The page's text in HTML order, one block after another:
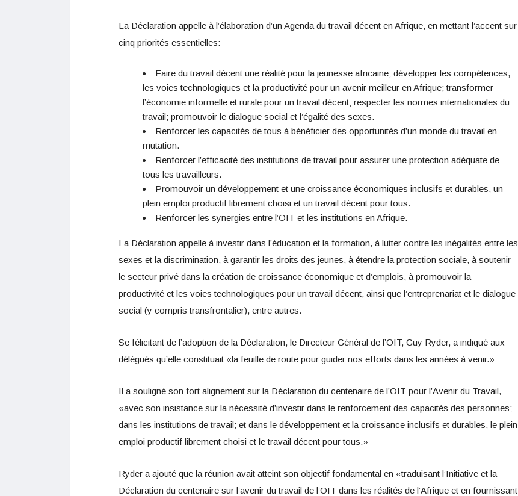
La Déclaration appelle à l’élaboration d’un Agenda du travail décent en Afrique, en mettant l’accent sur
cinq priorités essentielles:
Faire du travail décent une réalité pour la jeunesse africaine; développer les compétences,
les voies technologiques et la productivité pour un avenir meilleur en Afrique; transformer
l’économie informelle et rurale pour un travail décent; respecter les normes internationales du
travail; promouvoir le dialogue social et l’égalité des sexes.
Renforcer les capacités de tous à bénéficier des opportunités d’un monde du travail en
mutation.
Renforcer l’efficacité des institutions de travail pour assurer une protection adéquate de
tous les travailleurs.
Promouvoir un développement et une croissance économiques inclusifs et durables, un
plein emploi productif librement choisi et un travail décent pour tous.
Renforcer les synergies entre l’OIT et les institutions en Afrique.
La Déclaration appelle à investir dans l’éducation et la formation, à lutter contre les inégalités entre les
sexes et la discrimination, à garantir les droits des jeunes, à étendre la protection sociale, à soutenir
le secteur privé dans la création de croissance économique et d’emplois, à promouvoir la
productivité et les voies technologiques pour un travail décent, ainsi que l’entreprenariat et le dialogue
social (y compris transfrontalier), entre autres.
Se félicitant de l’adoption de la Déclaration, le Directeur Général de l’OIT, Guy Ryder, a indiqué aux
délégués qu’elle constituait «la feuille de route pour guider nos efforts dans les années à venir.»
Il a souligné son fort alignement sur la Déclaration du centenaire de l’OIT pour l’Avenir du Travail,
«avec son insistance sur la nécessité d’investir dans le renforcement des capacités des personnes;
dans les institutions de travail; et dans le développement et la croissance inclusifs et durables, le plein
emploi productif librement choisi et le travail décent pour tous.»
Ryder a ajouté que la réunion avait atteint son objectif fondamental en «traduisant l’Initiative et la
Déclaration du centenaire sur l’avenir du travail de l’OIT dans les réalités de l’Afrique et en fournissant